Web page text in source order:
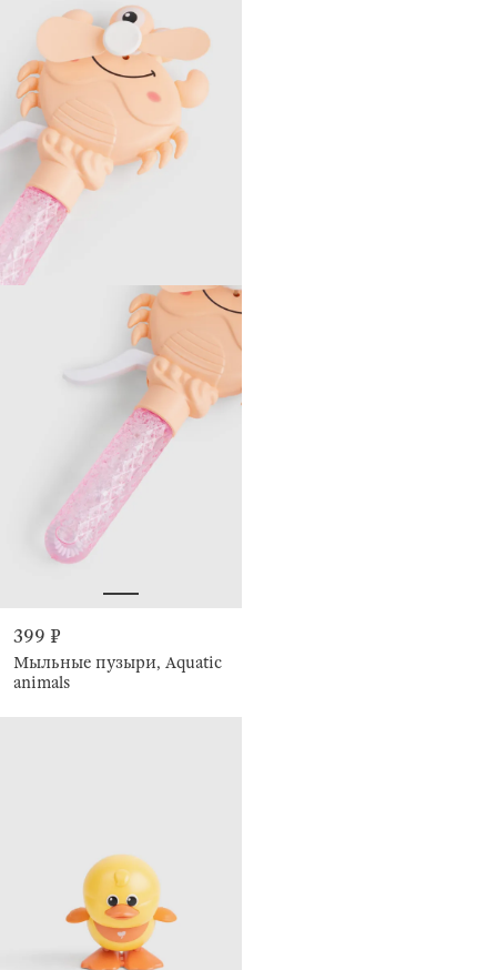
399 ₽
Мыльные пузыри, Aquatic
animals